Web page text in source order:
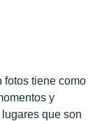
fotos tiene como
y
que son